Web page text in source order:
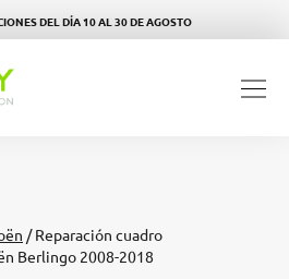
DEL DÍA 10 AL 30 DE AGOSTO
/ Reparación cuadro
Berlingo 2008-2018